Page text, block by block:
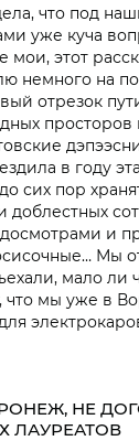
что под
уже куча
мои, этот
немного на
отрезок
просторов
в году
сих пор
доблестных
и
Мы
мало ли
что мы уже в
НЕ
ЛАУРЕАТОВ